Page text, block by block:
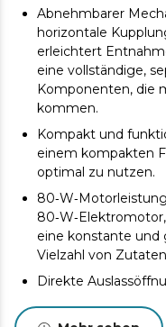
Abnehmbarer
horizontale
erleichtert
eine vollständige,
Komponenten, die
kommen.
Kompakt und
einem kompakten
optimal zu nutzen.
eine konstante und
Vielzahl von
Direkte
Lebensmittel direkt